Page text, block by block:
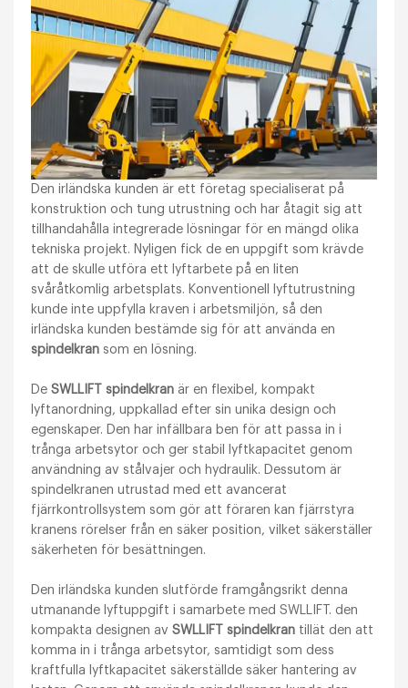
Den irländska kunden är ett företag specialiserat på
konstruktion och tung utrustning och har åtagit sig att
tillhandahålla integrerade lösningar för en mängd olika
tekniska projekt. Nyligen fick de en uppgift som krävde
att de skulle utföra ett lyftarbete på en liten
svåråtkomlig arbetsplats. Konventionell lyftutrustning
kunde inte uppfylla kraven i arbetsmiljön, så den
irländska kunden bestämde sig för att använda en
spindelkran som en lösning.
De SWLLIFT spindelkran är en flexibel, kompakt
lyftanordning, uppkallad efter sin unika design och
egenskaper. Den har infällbara ben för att passa in i
trånga arbetsytor och ger stabil lyftkapacitet genom
användning av stålvajer och hydraulik. Dessutom är
spindelkranen utrustad med ett avancerat
fjärrkontrollsystem som gör att föraren kan fjärrstyra
kranens rörelser från en säker position, vilket säkerställer
säkerheten för besättningen.
Den irländska kunden slutförde framgångsrikt denna
utmanande lyftuppgift i samarbete med SWLLIFT. den
kompakta designen av SWLLIFT spindelkran tillät den att
komma in i trånga arbetsytor, samtidigt som dess
kraftfulla lyftkapacitet säkerställde säker hantering av